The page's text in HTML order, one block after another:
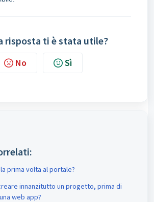
risposta ti è stata utile?
No Sì
prima volta al portale?
innanzitutto un progetto, prima di
web app?